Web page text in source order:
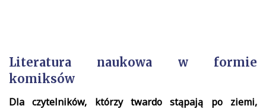
Literatura naukowa w formie
komiksów
Dla czytelników, którzy twardo stąpają po ziemi,